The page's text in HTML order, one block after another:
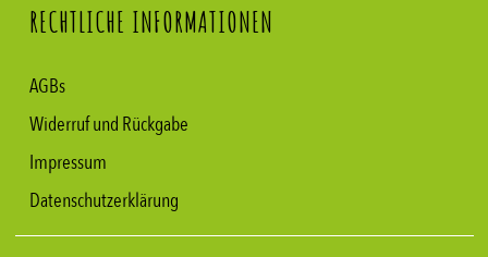
RECHTLICHE INFORMATIONEN
AGBs
Widerruf und Rückgabe
Impressum
Datenschutzerklärung